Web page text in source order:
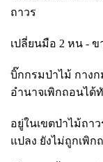
ถาวร
เปลี่ยนมือ 2 หน -
บิ๊กกรมป่าไม้ กางก
อำนาจเพิกถอนได้
อยู่ในเขตป่าไม้ถา
แปลง ยังไม่ถูกเพิก